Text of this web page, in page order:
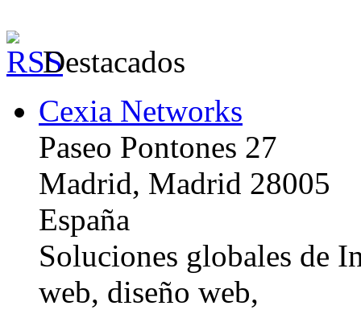
Destacados
Cexia Networks
Paseo Pontones 27
Madrid, Madrid 28005
España
Soluciones globales de
web, diseño web,